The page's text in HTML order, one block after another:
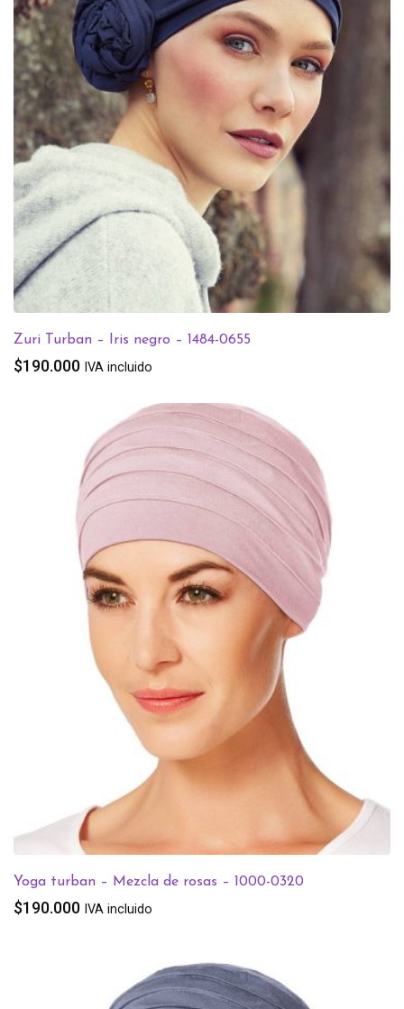
Zuri Turban – Iris negro – 1484-0655
$190.000 IVA incluido
Yoga turban – Mezcla de rosas – 1000-0320
$190.000 IVA incluido